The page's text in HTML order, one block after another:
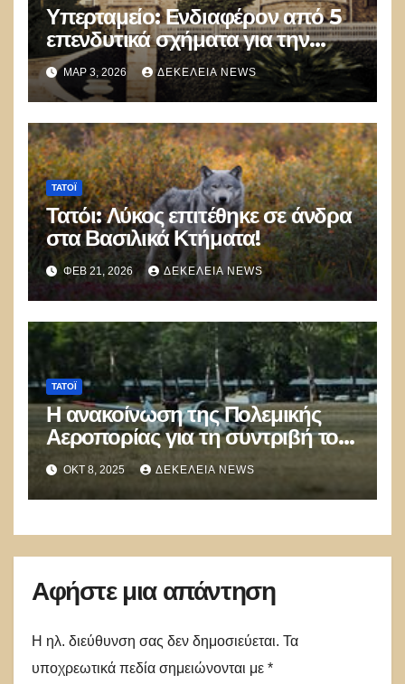
Υπερταμείο: Ενδιαφέρον από 5
επενδυτικά σχήματα για την
αξιοποίηση του πρώην
βασιλικού κτήματος Τατοΐου
ΜΑΡ 3, 2026 ΔΕΚΈΛΕΙΑ NEWS
ΤΑΤΌΙ
Τατόι: Λύκος επιτέθηκε σε άνδρα
στα Βασιλικά Κτήματα!
ΦΕΒ 21, 2026 ΔΕΚΈΛΕΙΑ NEWS
ΤΑΤΌΙ
Η ανακοίνωση της Πολεμικής
Αεροπορίας για τη συντριβή του
εκπαιδευτικού αεροσκάφους στο
Τατόι
ΟΚΤ 8, 2025 ΔΕΚΈΛΕΙΑ NEWS
Αφήστε μια απάντηση
Η ηλ. διεύθυνση σας δεν δημοσιεύεται. Τα
υποχρεωτικά πεδία σημειώνονται με *